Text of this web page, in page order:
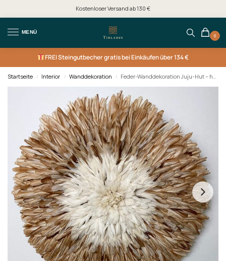
Kostenloser Versand ab 130 €
MENÜ
0
FREISteingutbecher gratis bei Einkäufen über 134 €
Startseite / Interior / Wanddekoration / Feder-Wanddekoration Juju-Hut – hellbraun mit weißer Mitte